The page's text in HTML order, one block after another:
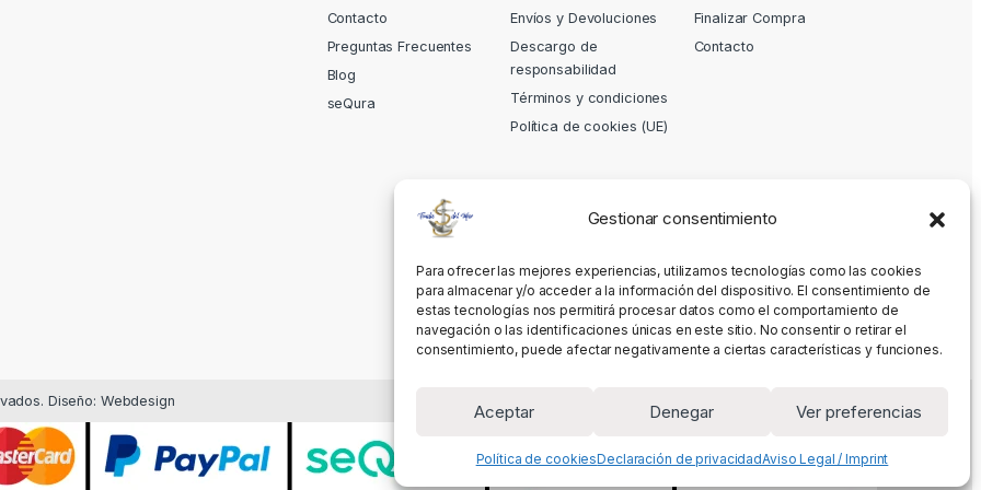
Gestionar consentimiento
Para ofrecer las mejores experiencias, utilizamos tecnologías como las cookies
para almacenar y/o acceder a la información del dispositivo. El consentimiento de
estas tecnologías nos permitirá procesar datos como el comportamiento de
navegación o las identificaciones únicas en este sitio. No consentir o retirar el
consentimiento, puede afectar negativamente a ciertas características y funciones.
Aceptar Denegar Ver preferencias
Política de cookiesDeclaración de privacidadAviso Legal / Imprint
Contacto
Preguntas Frecuentes
Blog
seQura
Envíos y Devoluciones
Descargo de
responsabilidad
Términos y condiciones
Política de cookies (UE)
Finalizar Compra
Contacto
Diseño: Webdesign